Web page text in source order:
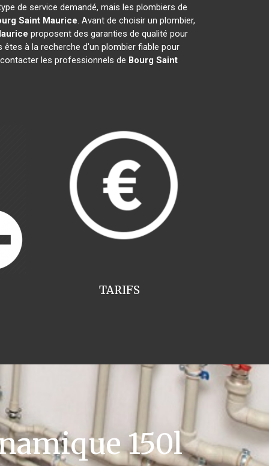
de service demandé, mais les plombiers de
Saint Maurice. Avant de choisir un plombier,
proposent des garanties de qualité pour
êtes à la recherche d'un plombier fiable pour
les professionnels de Bourg Saint
TARIFS
150l